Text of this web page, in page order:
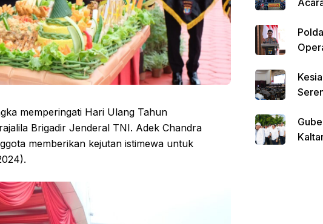
memperingati Hari Ulang Tahun
Brigadir Jenderal TNI. Adek Chandra
memberikan kejutan istimewa untuk